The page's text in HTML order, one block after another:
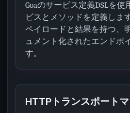
Goaのサービス定義DSLを使
ビスとメソッドを定義しま
ペイロードと結果を持つ、
ュメント化されたエンドポ
す。
HTTPトランスポート